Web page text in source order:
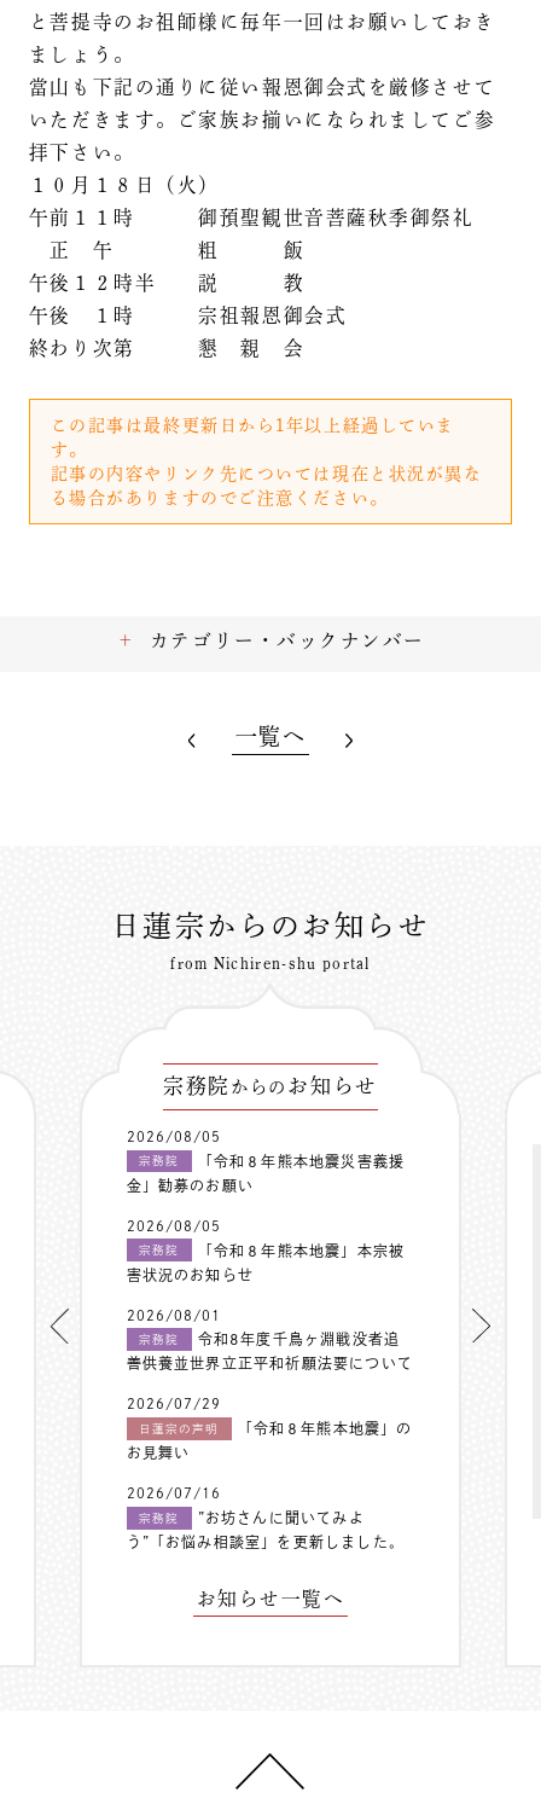
と菩提寺のお祖師様に毎年一回はお願いしておき
ましょう。
當山も下記の通りに従い報恩御会式を厳修させて
いただきます。ご家族お揃いになられましてご参
拝下さい。
１０月１８日（火）
午前１１時 御預聖観世音菩薩秋季御祭礼
正 午 粗 飯
午後１２時半 説 教
午後 １時 宗祖報恩御会式
終わり次第 懇 親 会
この記事は最終更新日から1年以上経過していま
す。
記事の内容やリンク先については現在と状況が異な
る場合がありますのでご注意ください。
カテゴリー・バックナンバー
一覧へ
日蓮宗からのお知らせ
from Nichiren-shu portal
宗務院 からの お知らせ
2026/08/05
宗務院
「令和８年熊本地震災害義援
金」勧募のお願い
2026/08/05
宗務院
「令和８年熊本地震」本宗被
害状況のお知らせ
2026/08/01
宗務院
令和8年度千鳥ヶ淵戦没者追
善供養並世界立正平和祈願法要について
2026/07/29
日蓮宗の声明
「令和８年熊本地震」の
お見舞い
2026/07/16
宗務院
”お坊さんに聞いてみよ
う”「お悩み相談室」を更新しました。
お知らせ一覧へ